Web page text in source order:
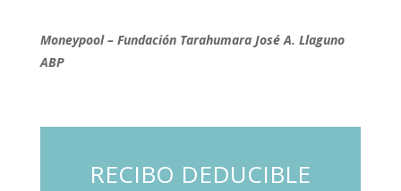
Moneypool – Fundación Tarahumara José A. Llaguno
ABP
RECIBO DEDUCIBLE